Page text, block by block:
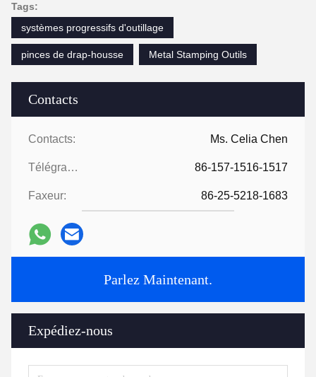
Contacts
Contacts: Ms. Celia Chen
Télégramme: 86-157-1516-1517
Faxeur: 86-25-5218-1683
Parlez Maintenant.
Expédiez-nous
Tags:
systèmes progressifs d'outillage
pinces de drap-housse Metal Stamping Outils